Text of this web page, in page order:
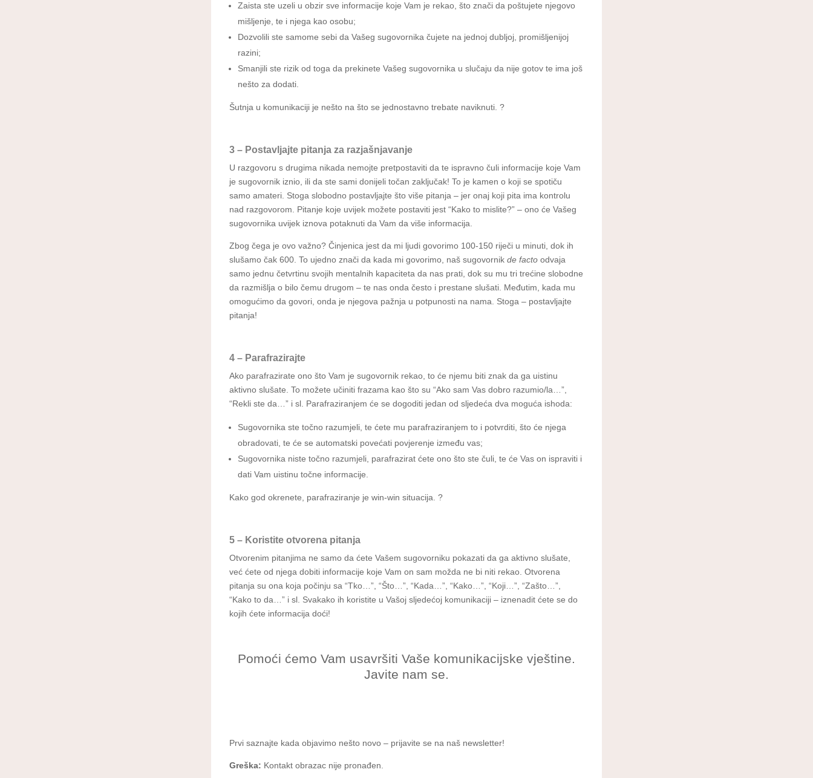
Zaista ste uzeli u obzir sve informacije koje Vam je rekao, što znači da poštujete njegovo
mišljenje, te i njega kao osobu;
Dozvolili ste samome sebi da Vašeg sugovornika čujete na jednoj dubljoj, promišljenijoj
razini;
Smanjili ste rizik od toga da prekinete Vašeg sugovornika u slučaju da nije gotov te ima još
nešto za dodati.
Šutnja u komunikaciji je nešto na što se jednostavno trebate naviknuti. ?
3 – Postavljajte pitanja za razjašnjavanje
U razgovoru s drugima nikada nemojte pretpostaviti da te ispravno čuli informacije koje Vam
je sugovornik iznio, ili da ste sami donijeli točan zaključak! To je kamen o koji se spotiču
samo amateri. Stoga slobodno postavljajte što više pitanja – jer onaj koji pita ima kontrolu
nad razgovorom. Pitanje koje uvijek možete postaviti jest “Kako to mislite?” – ono će Vašeg
sugovornika uvijek iznova potaknuti da Vam da više informacija.
Zbog čega je ovo važno? Činjenica jest da mi ljudi govorimo 100-150 riječi u minuti, dok ih
slušamo čak 600. To ujedno znači da kada mi govorimo, naš sugovornikde facto odvaja
samo jednu četvrtinu svojih mentalnih kapaciteta da nas prati, dok su mu tri trećine slobodne
da razmišlja o bilo čemu drugom – te nas onda često i prestane slušati. Međutim, kada mu
omogućimo da govori, onda je njegova pažnja u potpunosti na nama. Stoga – postavljajte
pitanja!
4 – Parafrazirajte
Ako parafrazirate ono što Vam je sugovornik rekao, to će njemu biti znak da ga uistinu
aktivno slušate. To možete učiniti frazama kao što su “Ako sam Vas dobro razumio/la…”,
“Rekli ste da…” i sl. Parafraziranjem će se dogoditi jedan od sljedeća dva moguća ishoda:
Sugovornika ste točno razumjeli, te ćete mu parafraziranjem to i potvrditi, što će njega
obradovati, te će se automatski povećati povjerenje između vas;
Sugovornika niste točno razumjeli, parafrazirat ćete ono što ste čuli, te će Vas on ispraviti i
dati Vam uistinu točne informacije.
Kako god okrenete, parafraziranje je win-win situacija. ?
5 – Koristite otvorena pitanja
Otvorenim pitanjima ne samo da ćete Vašem sugovorniku pokazati da ga aktivno slušate,
već ćete od njega dobiti informacije koje Vam on sam možda ne bi niti rekao. Otvorena
pitanja su ona koja počinju sa “Tko…”, “Što…”, “Kada…”, “Kako…”, “Koji…”, “Zašto…”,
“Kako to da…” i sl. Svakako ih koristite u Vašoj sljedećoj komunikaciji – iznenadit ćete se do
kojih ćete informacija doći!
Pomoći ćemo Vam usavršiti Vaše komunikacijske vještine.
Javite nam se.
Prvi saznajte kada objavimo nešto novo – prijavite se na naš newsletter!
Greška: Kontakt obrazac nije pronađen.